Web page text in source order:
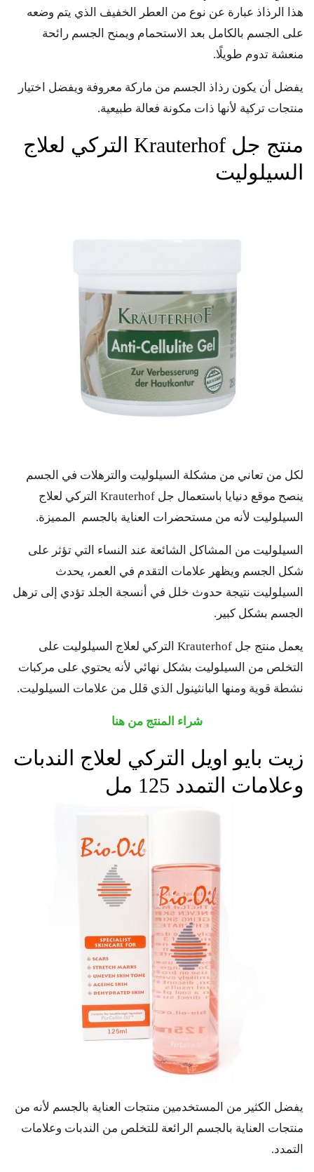
هذا الرذاذ عبارة عن نوع من العطر الخفيف الذي يتم وضعه
على الجسم بالكامل بعد الاستحمام ويمنح الجسم رائحة
منعشة تدوم طويلًا.
يفضل أن يكون رذاذ الجسم من ماركة معروفة ويفضل اختيار
منتجات تركية لأنها ذات مكونة فعالة طبيعية.
منتج جل Krauterhof التركي لعلاج
السيلوليت
لكل من تعاني من مشكلة السيلوليت والترهلات في الجسم
ينصح موقع دنيايا باستعمال جل Krauterhof التركي لعلاج
السيلوليت لأنه من مستحضرات العناية بالجسم المميزة.
السيلوليت من المشاكل الشائعة عند النساء التي تؤثر على
شكل الجسم ويظهر علامات التقدم في العمر، يحدث
السيلوليت نتيجة حدوث خلل في أنسجة الجلد تؤدي إلى ترهل
الجسم بشكل كبير.
يعمل منتج جل Krauterhof التركي لعلاج السيلوليت على
التخلص من السيلوليت بشكل نهائي لأنه يحتوي على مركبات
نشطة قوية ومنها البانثينول الذي قلل من علامات السيلوليت.
شراء المنتج من هنا
زيت بايو اويل التركي لعلاج الندبات
وعلامات التمدد 125 مل
يفضل الكثير من المستخدمين منتجات العناية بالجسم لأنه من
منتجات العناية بالجسم الرائعة للتخلص من الندبات وعلامات
التمدد.